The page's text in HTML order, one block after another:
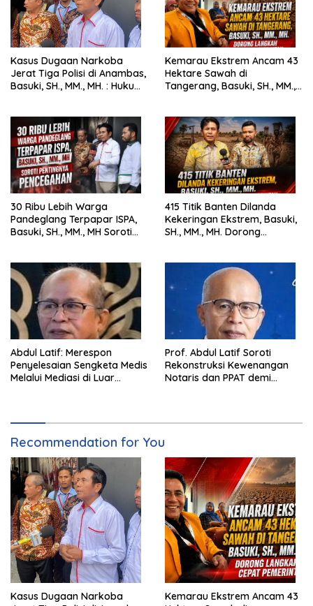
Kasus Dugaan Narkoba
Jerat Tiga Polisi di Anambas,
Basuki, SH., MM., MH. : Hukum
Kemarau Ekstrem Ancam 43
Hektare Sawah di
Tangerang, Basuki, SH., MM.,
30 Ribu Lebih Warga
Pandeglang Terpapar ISPA,
Basuki, SH., MM., MH Soroti
415 Titik Banten Dilanda
Kekeringan Ekstrem, Basuki,
SH., MM., MH. Dorong
Abdul Latif: Merespon
Penyelesaian Sengketa Medis
Melalui Mediasi di Luar
Prof. Abdul Latif Soroti
Rekonstruksi Kewenangan
Notaris dan PPAT demi
Recommendation for You
Kasus Dugaan Narkoba
Kemarau Ekstrem Ancam 43